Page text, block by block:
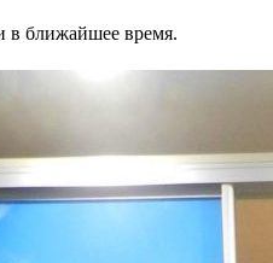
в ближайшее время.